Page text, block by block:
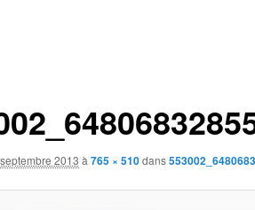
2013 à 765 × 510dans